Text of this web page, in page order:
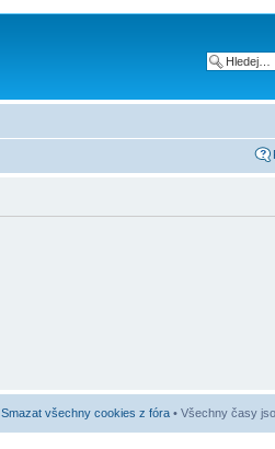
Smazat všechny cookies z fóra • Všechny časy